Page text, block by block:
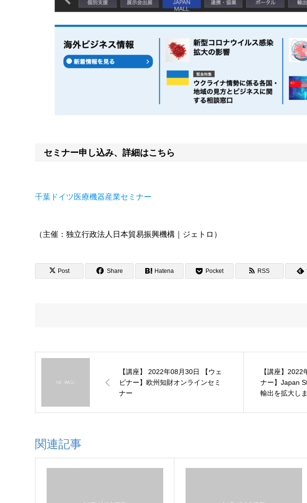
セミナー申し込み、詳細はこちら
千葉ドイツ医療機器産業セミナー
（主催：独立行政法人日本貿易振興機構｜ジェトロ）
Post Share Hatena Pocket RSS
【講座】 2022年08月30日 【ウェ
ビナー】欧州知財オンラインセミ
ナー
【講座】
ナー】Japan
輸出を拡大し
ご案内
関連記事